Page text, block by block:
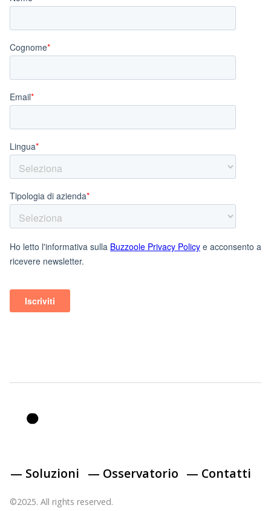
— Soluzioni — Osservatorio — Contatti
©2025. All rights reserved.